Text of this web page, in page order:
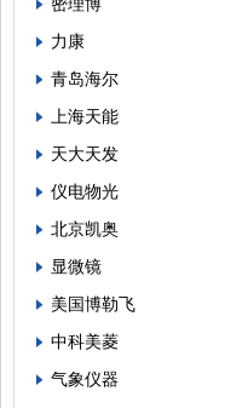
力康
青岛海尔
上海天能
天大天发
仪电物光
北京凯奥
显微镜
美国博勒飞
中科美菱
气象仪器